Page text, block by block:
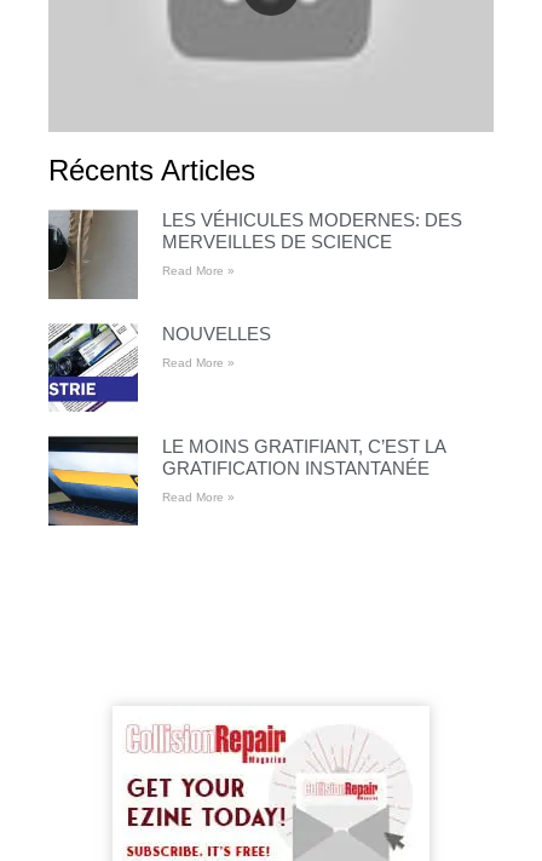
Récents Articles
LES VÉHICULES MODERNES: DES
MERVEILLES DE SCIENCE
Read More »
NOUVELLES
Read More »
LE MOINS GRATIFIANT, C’EST LA
GRATIFICATION INSTANTANÉE
Read More »